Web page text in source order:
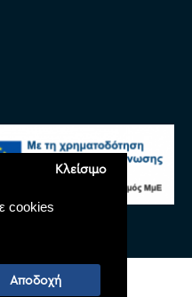
cookies
Κλείσιμο
Αποδοχή
Rights Reserved
Web